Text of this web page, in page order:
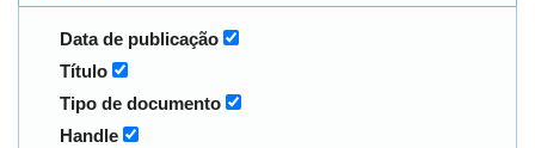
Data de publicação
Título
Tipo de documento
Handle